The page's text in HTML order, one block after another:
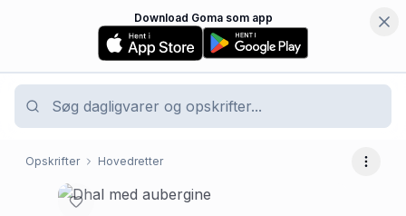
Download Goma som app
Opskrifter Hovedretter Flere